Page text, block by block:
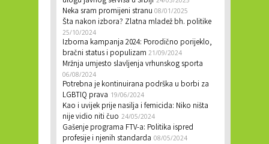
Neka sram promijeni stranu 08/01/2025
Šta nakon izbora? Zlatna mladež bh. politike
25/10/2024
Izborna kampanja 2024: Porodično porijeklo,
bračni status i populizam 21/09/2024
Mržnja umjesto slavljenja vrhunskog sporta
06/08/2024
Potrebna je kontinuirana podrška u borbi za
LGBTIQ prava 19/06/2024
Kao i uvijek prije nasilja i femicida: Niko ništa
nije vidio niti čuo 24/05/2024
Gašenje programa FTV-a: Politika ispred
profesije i njenih standarda 08/05/2024